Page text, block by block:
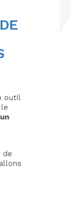
outil
de